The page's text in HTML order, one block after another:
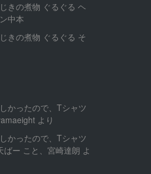
きの煮物 ぐるぐる ヘ
中本
きの煮物 ぐるぐる そ
かったので、Tシャツ
より
かったので、Tシャツ
ばー こと、宮崎達朗 よ